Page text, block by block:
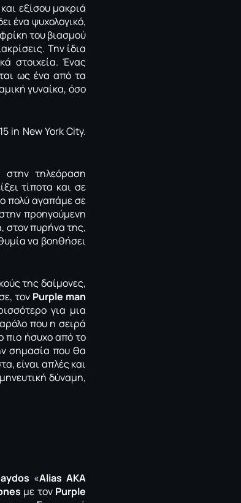
εξίσου μακριά
ένα ψυχολογικό,
του βιασμού
Την ίδια
στοιχεία. Ένας
ως ένα από τα
γυναίκα, όσο
τηλεόραση
τίποτα και σε
πολύ αγαπάμε σε
προηγούμενη
στον πυρήνα της,
να βοηθήσει
της δαίμονες,
τον Purple man
για μια
που η σειρά
πιο ήσυχο από το
σημασία που θα
είναι απλές και
δύναμη,
«Αlias ΑΚΑ
με τον Purple